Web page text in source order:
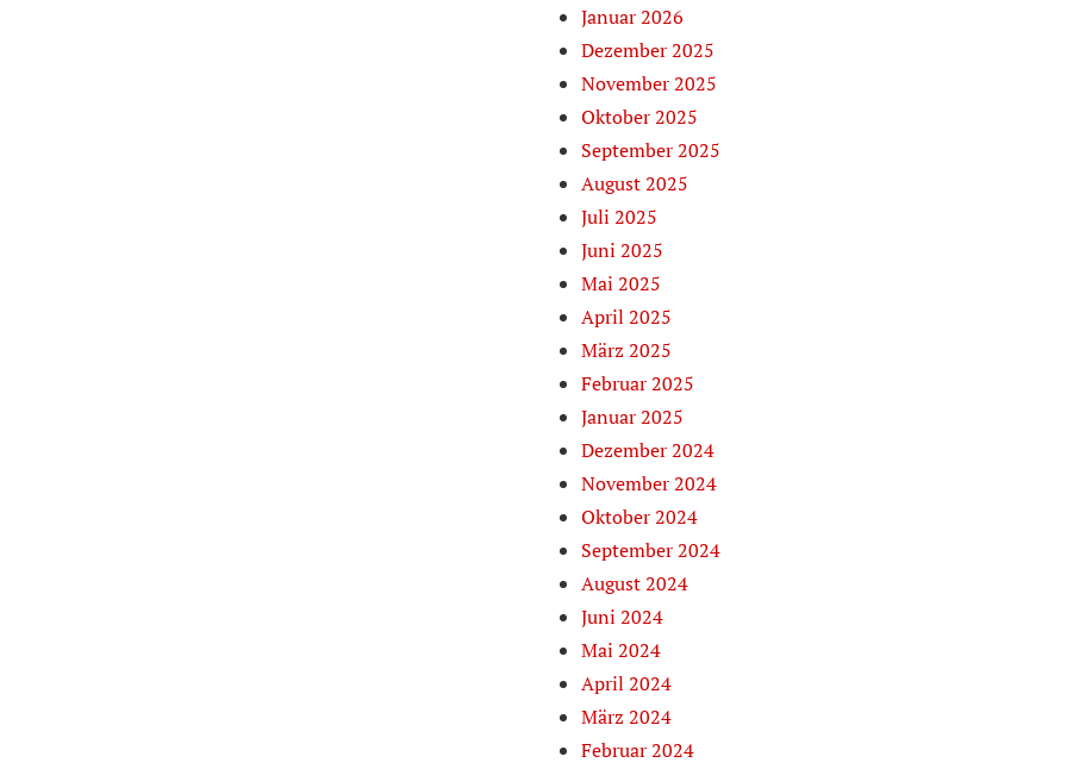
Januar 2026
Dezember 2025
November 2025
Oktober 2025
September 2025
August 2025
Juli 2025
Juni 2025
Mai 2025
April 2025
März 2025
Februar 2025
Januar 2025
Dezember 2024
November 2024
Oktober 2024
September 2024
August 2024
Juni 2024
Mai 2024
April 2024
März 2024
Februar 2024